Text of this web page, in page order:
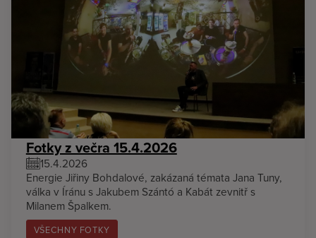
Fotky z večra 15.4.2026
15.4.2026
Energie Jiřiny Bohdalové, zakázaná témata Jana Tuny,
válka v Íránu s Jakubem Szántó a Kabát zevnitř s
Milanem Špalkem.
VŠECHNY FOTKY